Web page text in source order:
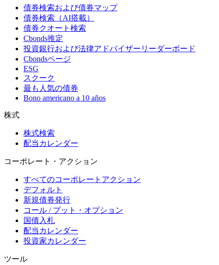
債券検索および債券マップ
債券検索（AI搭載）
債券クオート検索
Cbonds推定
投資銀行および法律アドバイザーリーダーボード
Cbondsページ
ESG
スクーク
最も人気の債券
Bono americano a 10 años
株式
株式検索
配当カレンダー
コーポレート・アクション
すべてのコーポレートアクション
デフォルト
新規債券発行
コール / プット・オプション
国債入札
配当カレンダー
投資家カレンダー
ツール